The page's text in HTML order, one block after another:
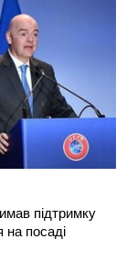
підтримку
на посаді